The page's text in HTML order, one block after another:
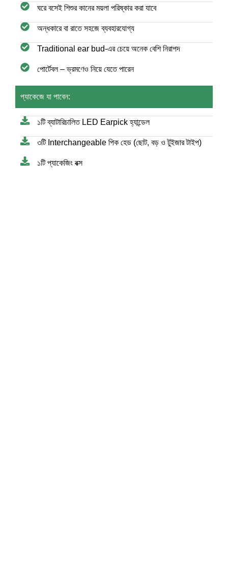
ঘরে বসেই শিশুর কানের ময়লা পরিষ্কার করা যাবে
অন্ধকারে বা রাতে সহজে ব্যবহারযোগ্য
Traditional ear bud-এর চেয়ে অনেক বেশি নিরাপদ
পোর্টেবল – ভ্রমণেও নিয়ে যেতে পারেন
প্যাকেজে যা পাবেন:
১টি ব্যাটারিচালিত LED Earpick হ্যান্ডেল
৩টি Interchangeable পিক হেড (ছোট, বড় ও টুইজার টাইপ)
১টি প্যাকেজিং বক্স